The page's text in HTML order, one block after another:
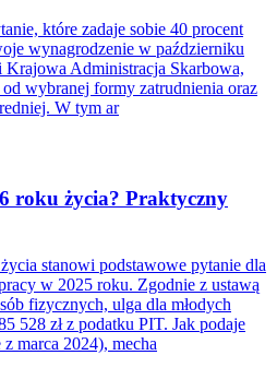
które zadaje sobie 40 procent
wynagrodzenie w październiku
Administracja Skarbowa,
wybranej formy zatrudnienia oraz
W tym ar
roku życia? Praktyczny
stanowi podstawowe pytanie dla
w 2025 roku. Zgodnie z ustawą
fizycznych, ulga dla młodych
528 zł z podatku PIT. Jak podaje
marca 2024), mecha